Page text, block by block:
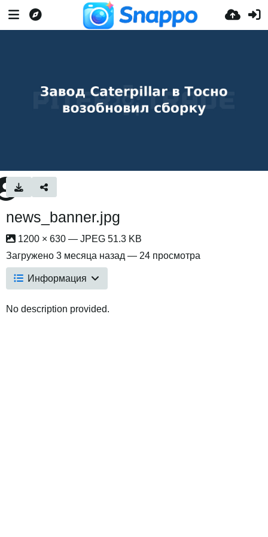
news_banner.jpg
1200 × 630 — JPEG 51.3 KB
Загружено 3 месяца назад — 24 просмотра
Информация
No description provided.